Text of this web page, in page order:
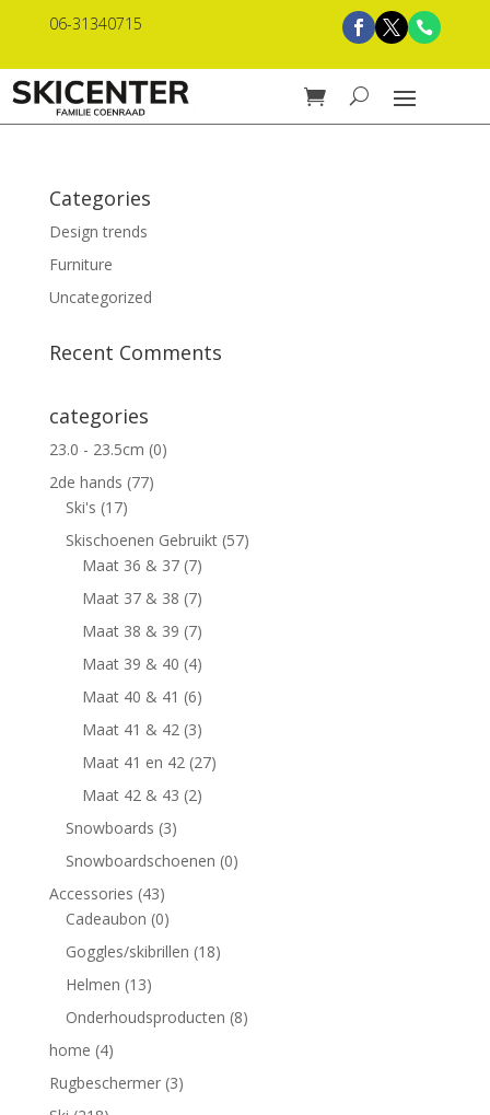
06-31340715
Categories
Design trends
Furniture
Uncategorized
Recent Comments
categories
23.0 - 23.5cm (0)
2de hands (77)
Ski's (17)
Skischoenen Gebruikt (57)
Maat 36 & 37 (7)
Maat 37 & 38 (7)
Maat 38 & 39 (7)
Maat 39 & 40 (4)
Maat 40 & 41 (6)
Maat 41 & 42 (3)
Maat 41 en 42 (27)
Maat 42 & 43 (2)
Snowboards (3)
Snowboardschoenen (0)
Accessories (43)
Cadeaubon (0)
Goggles/skibrillen (18)
Helmen (13)
Onderhoudsproducten (8)
home (4)
Rugbeschermer (3)